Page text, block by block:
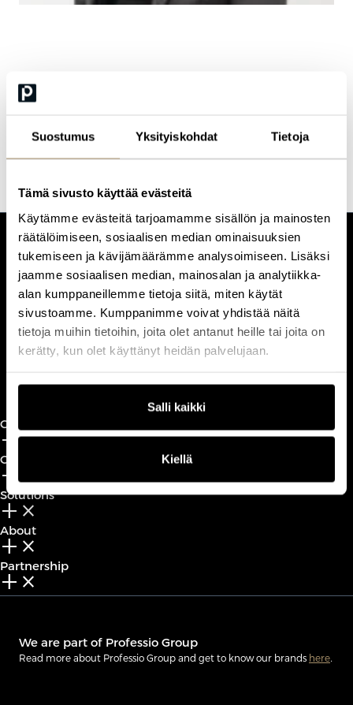
Suostumus Yksityiskohdat Tietoja
Tämä sivusto käyttää evästeitä
Käytämme evästeitä tarjoamamme sisällön ja mainosten
räätälöimiseen, sosiaalisen median ominaisuuksien
tukemiseen ja kävijämäärämme analysoimiseen. Lisäksi
jaamme sosiaalisen median, mainosalan ja analytiikka-
alan kumppaneillemme tietoja siitä, miten käytät
sivustoamme. Kumppanimme voivat yhdistää näitä
tietoja muihin tietoihin, joita olet antanut heille tai joita on
kerätty, kun olet käyttänyt heidän palvelujaan.
Salli kaikki
Kiellä
CUSTOMERCARE
Keilaranta 1 A, 02150 Espoo
+358 (0)20 780 6220
customerservice@professio.fi
CxO Circles
add_2close
CxO Academy
add_2close
Solutions
add_2 close
About
add_2 close
Partnership
add_2 close
We are part of Professio Group
Read more about Professio Group and get to know our brands here.